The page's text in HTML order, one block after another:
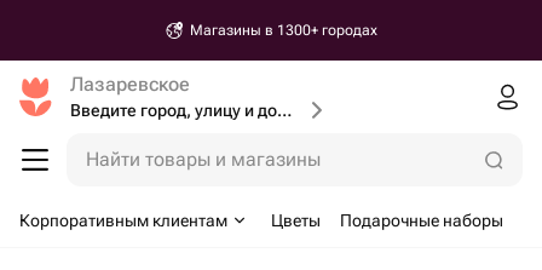
Магазины в 1300+ городах
Лазаревское
Введите город, улицу и дом доставки
Найти товары и магазины
Корпоративным клиентам Цветы Подарочные наборы